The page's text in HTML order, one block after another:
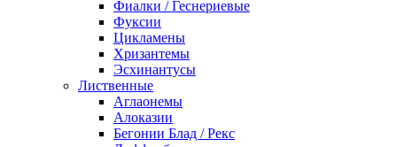
Фиалки / Геснериевые
Фуксии
Цикламены
Хризантемы
Эсхинантусы
Лиственные
Аглаонемы
Алоказии
Бегонии Блад / Рекс